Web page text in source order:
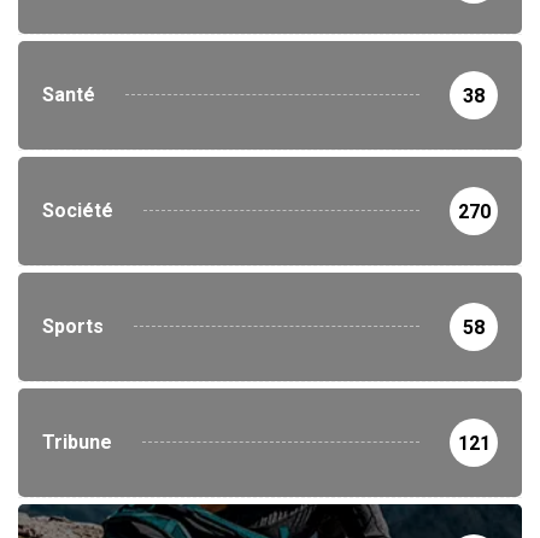
Santé 38
Société 270
Sports 58
Tribune 121